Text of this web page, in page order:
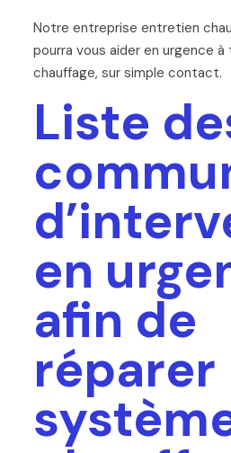
Notre entreprise entretien
pourra vous aider en urgence
chauffage, sur simple contact.
Liste
en
afin de
réparer